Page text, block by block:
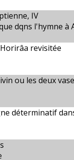
IV
dqns l'hymne à
revisitée
ou les deux
déterminatif